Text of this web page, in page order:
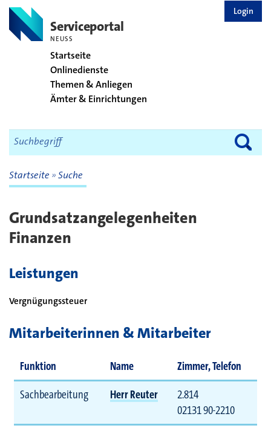
Serviceportal
NEUSS
Startseite
Onlinedienste
Themen & Anliegen
Ämter & Einrichtungen
Login
Startseite Suche
Grundsatzangelegenheiten
Finanzen
Leistungen
Vergnügungssteuer
Mitarbeiterinnen & Mitarbeiter
Funktion Name
Zimmer, Telefon
Sachbearbeitung
Herr Reuter
2.814
02131 90-2210